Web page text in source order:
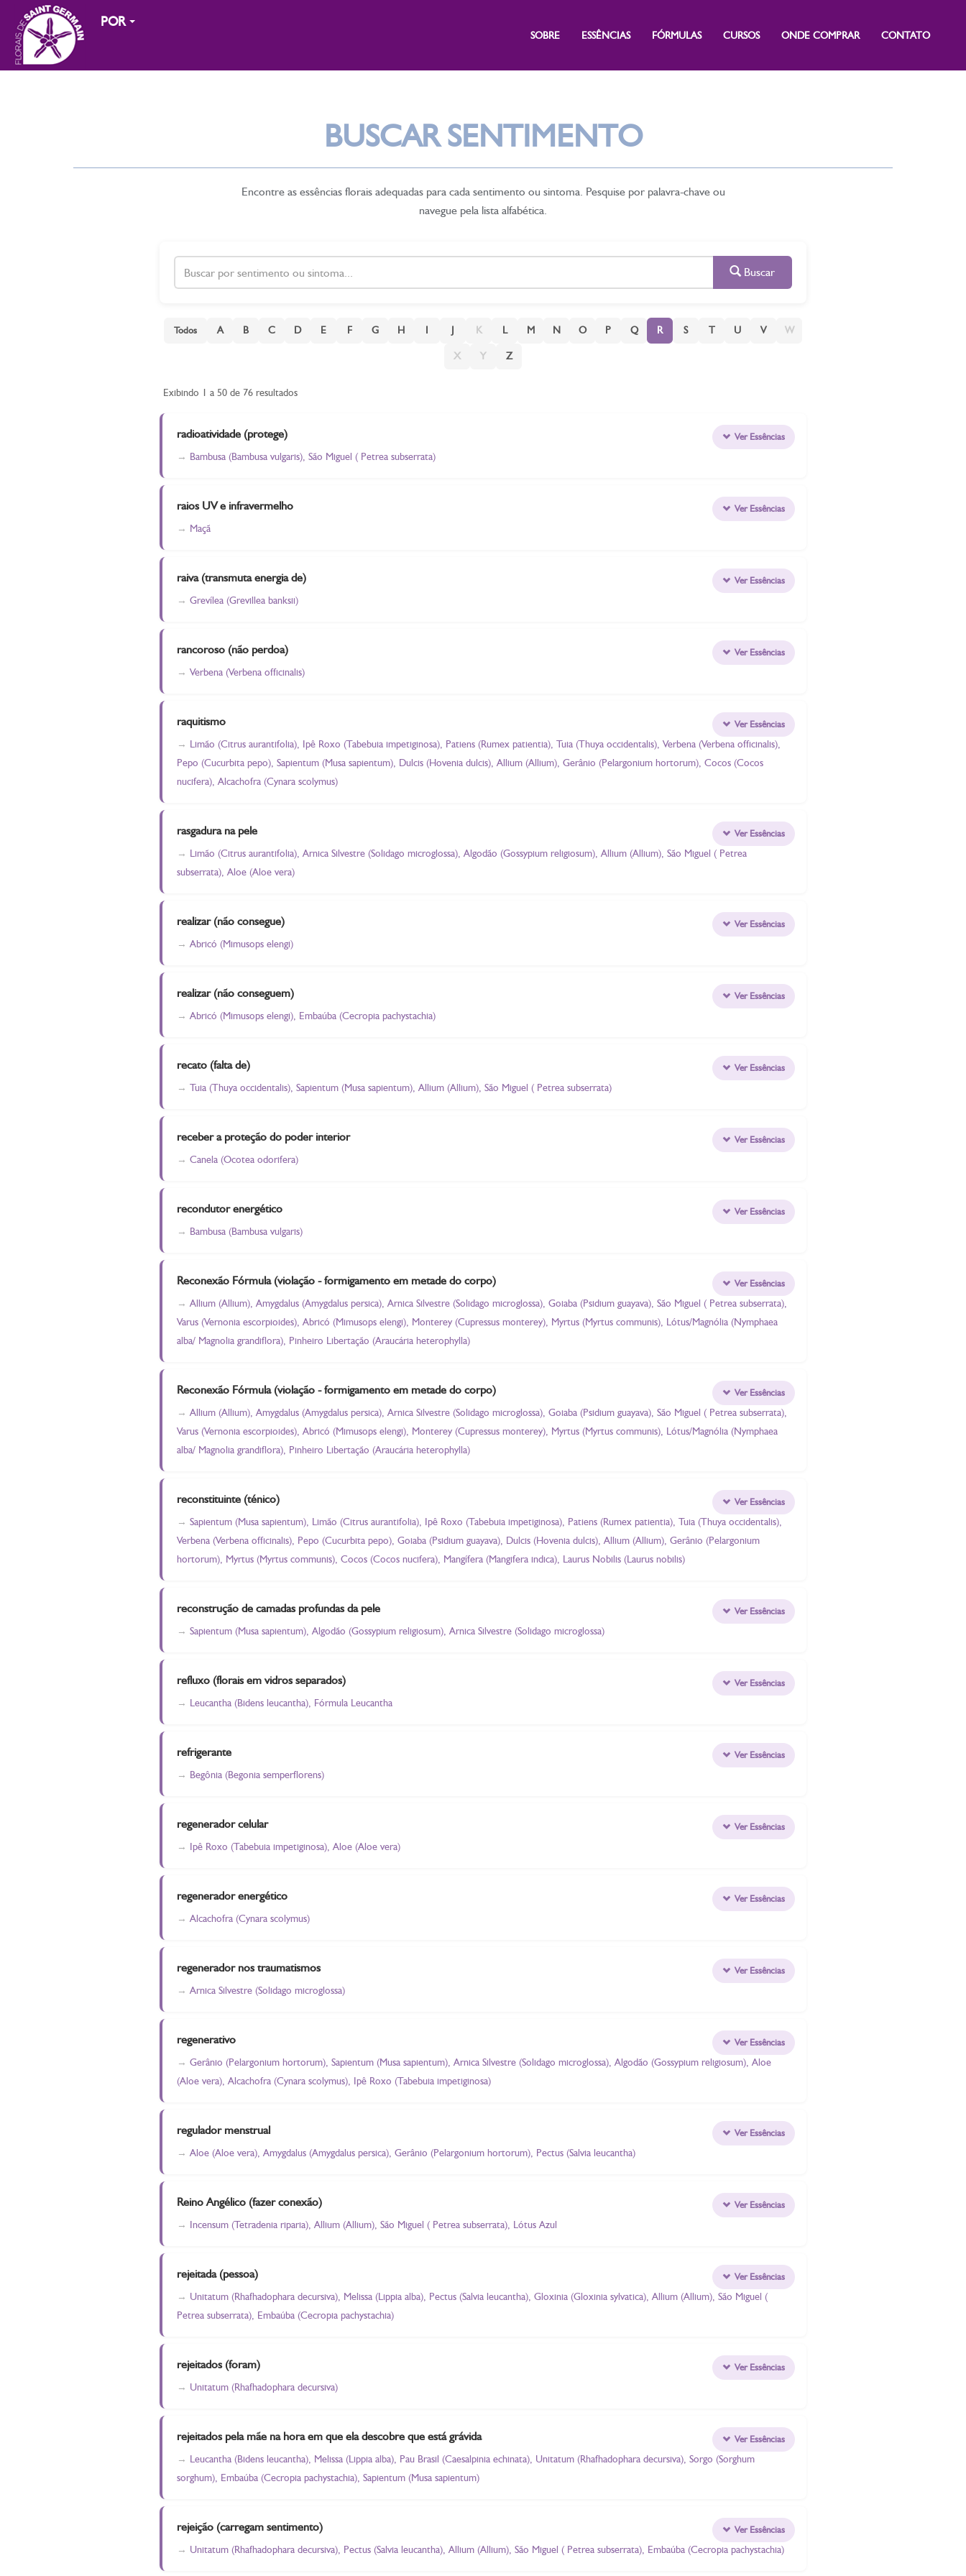
POR
SOBRE ESSÊNCIAS FÓRMULAS CURSOS ONDE COMPRAR CONTATO
BUSCAR SENTIMENTO
Encontre as essências florais adequadas para cada sentimento ou sintoma. Pesquise por palavra-chave ou
navegue pela lista alfabética.
Buscar
Todos A B C D E F G H I J K L M N O P Q R S T U V W
X Y Z
Exibindo 1 a 50 de 76 resultados
radioatividade (protege)
Bambusa (Bambusa vulgaris), São Miguel ( Petrea subserrata)
Ver Essências
raios UV e infravermelho
Maçã
Ver Essências
raiva (transmuta energia de)
Grevílea (Grevillea banksii)
Ver Essências
rancoroso (não perdoa)
Verbena (Verbena officinalis)
Ver Essências
raquitismo
Limão (Citrus aurantifolia), Ipê Roxo (Tabebuia impetiginosa), Patiens (Rumex patientia), Tuia (Thuya occidentalis), Verbena (Verbena officinalis),
Pepo (Cucurbita pepo), Sapientum (Musa sapientum), Dulcis (Hovenia dulcis), Allium (Allium), Gerânio (Pelargonium hortorum), Cocos (Cocos
nucifera), Alcachofra (Cynara scolymus)
Ver Essências
rasgadura na pele
Limão (Citrus aurantifolia), Arnica Silvestre (Solidago microglossa), Algodão (Gossypium religiosum), Allium (Allium), São Miguel ( Petrea
subserrata), Aloe (Aloe vera)
Ver Essências
realizar (não consegue)
Abricó (Mimusops elengi)
Ver Essências
realizar (não conseguem)
Abricó (Mimusops elengi), Embaúba (Cecropia pachystachia)
Ver Essências
recato (falta de)
Tuia (Thuya occidentalis), Sapientum (Musa sapientum), Allium (Allium), São Miguel ( Petrea subserrata)
Ver Essências
receber a proteção do poder interior
Canela (Ocotea odorifera)
Ver Essências
recondutor energético
Bambusa (Bambusa vulgaris)
Ver Essências
Reconexão Fórmula (violação - formigamento em metade do corpo)
Allium (Allium), Amygdalus (Amygdalus persica), Arnica Silvestre (Solidago microglossa), Goiaba (Psidium guayava), São Miguel ( Petrea subserrata),
Varus (Vernonia escorpioides), Abricó (Mimusops elengi), Monterey (Cupressus monterey), Myrtus (Myrtus communis), Lótus/Magnólia (Nymphaea
alba/ Magnolia grandiflora), Pinheiro Libertação (Araucária heterophylla)
Ver Essências
Reconexão Fórmula (violação - formigamento em metade do corpo)
Allium (Allium), Amygdalus (Amygdalus persica), Arnica Silvestre (Solidago microglossa), Goiaba (Psidium guayava), São Miguel ( Petrea subserrata),
Varus (Vernonia escorpioides), Abricó (Mimusops elengi), Monterey (Cupressus monterey), Myrtus (Myrtus communis), Lótus/Magnólia (Nymphaea
alba/ Magnolia grandiflora), Pinheiro Libertação (Araucária heterophylla)
Ver Essências
reconstituinte (ténico)
Sapientum (Musa sapientum), Limão (Citrus aurantifolia), Ipê Roxo (Tabebuia impetiginosa), Patiens (Rumex patientia), Tuia (Thuya occidentalis),
Verbena (Verbena officinalis), Pepo (Cucurbita pepo), Goiaba (Psidium guayava), Dulcis (Hovenia dulcis), Allium (Allium), Gerânio (Pelargonium
hortorum), Myrtus (Myrtus communis), Cocos (Cocos nucifera), Mangífera (Mangifera indica), Laurus Nobilis (Laurus nobilis)
Ver Essências
reconstrução de camadas profundas da pele
Sapientum (Musa sapientum), Algodão (Gossypium religiosum), Arnica Silvestre (Solidago microglossa)
Ver Essências
refluxo (florais em vidros separados)
Leucantha (Bidens leucantha), Fórmula Leucantha
Ver Essências
refrigerante
Begônia (Begonia semperflorens)
Ver Essências
regenerador celular
Ipê Roxo (Tabebuia impetiginosa), Aloe (Aloe vera)
Ver Essências
regenerador energético
Alcachofra (Cynara scolymus)
Ver Essências
regenerador nos traumatismos
Arnica Silvestre (Solidago microglossa)
Ver Essências
regenerativo
Gerânio (Pelargonium hortorum), Sapientum (Musa sapientum), Arnica Silvestre (Solidago microglossa), Algodão (Gossypium religiosum), Aloe
(Aloe vera), Alcachofra (Cynara scolymus), Ipê Roxo (Tabebuia impetiginosa)
Ver Essências
regulador menstrual
Aloe (Aloe vera), Amygdalus (Amygdalus persica), Gerânio (Pelargonium hortorum), Pectus (Salvia leucantha)
Ver Essências
Reino Angélico (fazer conexão)
Incensum (Tetradenia riparia), Allium (Allium), São Miguel ( Petrea subserrata), Lótus Azul
Ver Essências
rejeitada (pessoa)
Unitatum (Rhafhadophara decursiva), Melissa (Lippia alba), Pectus (Salvia leucantha), Gloxinia (Gloxinia sylvatica), Allium (Allium), São Miguel (
Petrea subserrata), Embaúba (Cecropia pachystachia)
Ver Essências
rejeitados (foram)
Unitatum (Rhafhadophara decursiva)
Ver Essências
rejeitados pela mãe na hora em que ela descobre que está grávida
Leucantha (Bidens leucantha), Melissa (Lippia alba), Pau Brasil (Caesalpinia echinata), Unitatum (Rhafhadophara decursiva), Sorgo (Sorghum
sorghum), Embaúba (Cecropia pachystachia), Sapientum (Musa sapientum)
Ver Essências
rejeição (carregam sentimento)
Unitatum (Rhafhadophara decursiva), Pectus (Salvia leucantha), Allium (Allium), São Miguel ( Petrea subserrata), Embaúba (Cecropia pachystachia)
Ver Essências